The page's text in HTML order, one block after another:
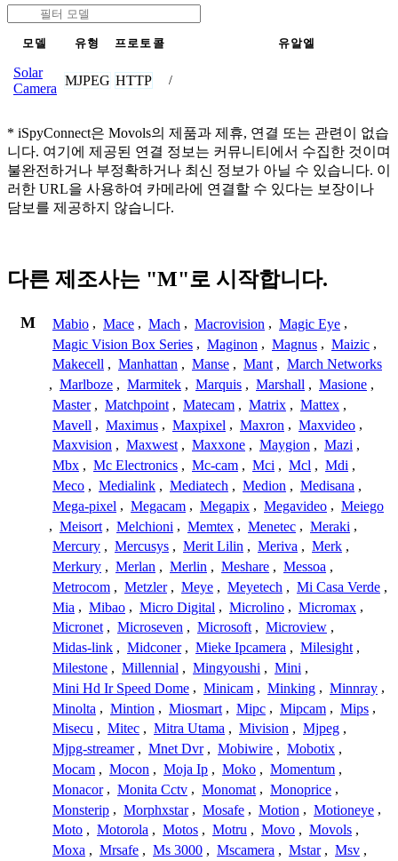
모델 유형 프로토콜 유알엘
Solar
Camera
MJPEG HTTP /
* iSpyConnect은 Movols의 제품과 제휴, 연결 또는 관련이 없습
니다. 여기에 제공된 연결 정보는 커뮤니티에서 수집한 것이며
불완전하거나 부정확하거나 최신 정보가 아닐 수 있습니다. 이
러한 URL을 사용하여 카메라에 연결할 수 있다는 보장이나
담보를 제공하지 않습니다.
다른 제조사는 "M"로 시작합니다.
M Mabio , Mace , Mach , Macrovision , Magic Eye ,
Magic Vision Box Series , Maginon , Magnus , Maizic ,
Makecell , Manhattan , Manse , Mant , March Networks
, Marlboze , Marmitek , Marquis , Marshall , Masione ,
Master , Matchpoint , Matecam , Matrix , Mattex ,
Mavell , Maximus , Maxpixel , Maxron , Maxvideo ,
Maxvision , Maxwest , Maxxone , Maygion , Mazi ,
Mbx , Mc Electronics , Mc-cam , Mci , Mcl , Mdi ,
Meco , Medialink , Mediatech , Medion , Medisana ,
Mega-pixel , Megacam , Megapix , Megavideo , Meiego
, Meisort , Melchioni , Memtex , Menetec , Meraki ,
Mercury , Mercusys , Merit Lilin , Meriva , Merk ,
Merkury , Merlan , Merlin , Meshare , Messoa ,
Metrocom , Metzler , Meye , Meyetech , Mi Casa Verde ,
Mia , Mibao , Micro Digital , Microlino , Micromax ,
Micronet , Microseven , Microsoft , Microview ,
Midas-link , Midconer , Mieke Ipcamera , Milesight ,
Milestone , Millennial , Mingyoushi , Mini ,
Mini Hd Ir Speed Dome , Minicam , Minking , Minnray ,
Minolta , Mintion , Miosmart , Mipc , Mipcam , Mips ,
Misecu , Mitec , Mitra Utama , Mivision , Mjpeg ,
Mjpg-streamer , Mnet Dvr , Mobiwire , Mobotix ,
Mocam , Mocon , Moja Ip , Moko , Momentum ,
Monacor , Monita Cctv , Monomat , Monoprice ,
Monsterip , Morphxstar , Mosafe , Motion , Motioneye ,
Moto , Motorola , Motos , Motru , Movo , Movols ,
Moxa , Mrsafe , Ms 3000 , Mscamera , Mstar , Msv ,